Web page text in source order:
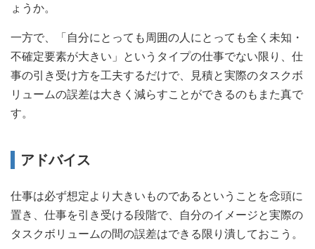
ょうか。
一方で、「自分にとっても周囲の人にとっても全く未知・
不確定要素が大きい」というタイプの仕事でない限り、仕
事の引き受け方を工夫するだけで、見積と実際のタスクボ
リュームの誤差は大きく減らすことができるのもまた真で
す。
アドバイス
仕事は必ず想定より大きいものであるということを念頭に
置き、仕事を引き受ける段階で、自分のイメージと実際の
タスクボリュームの間の誤差はできる限り潰しておこう。